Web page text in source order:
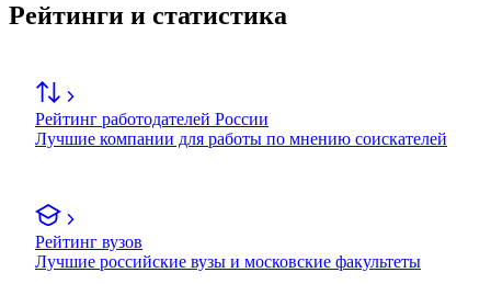
Рейтинги и статистика
Рейтинг работодателей России
Лучшие компании для работы по мнению соискателей
Рейтинг вузов
Лучшие российские вузы и московские факультеты